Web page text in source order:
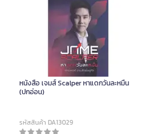
หนังสือ เจมส์ Scalper หาแดกวันละหมื่น
(ปกอ่อน)
รหัสสินค้า DA13029